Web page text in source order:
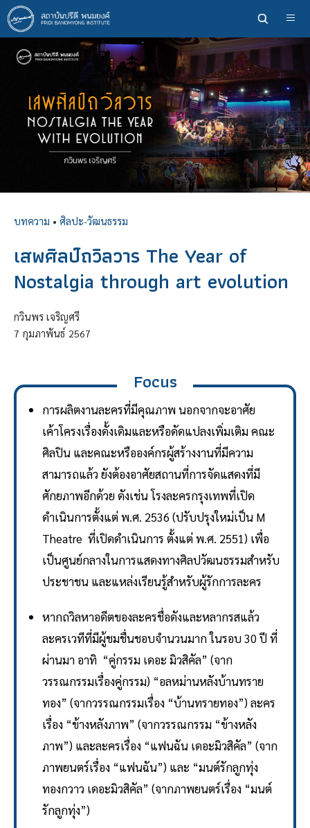
ข้าม
ไป
ยัง
เนื้อหา
บทความ • ศิลปะ-วัฒนธรรม
เสพศิลป์ถวิลวาร The Year of
Nostalgia through art evolution
กวินพร เจริญศรี
7 กุมภาพันธ์ 2567
Focus
การผลิตงานละครที่มีคุณภาพ นอกจากจะอาศัย
เค้าโครงเรื่องดั้งเดิมและหรือดัดแปลงเพิ่มเติม คณะ
ศิลปิน และคณะหรือองค์กรผู้สร้างงานที่มีความ
สามารถแล้ว ยังต้องอาศัยสถานที่การจัดแสดงที่มี
ศักยภาพอีกด้วย ดังเช่น โรงละครกรุงเทพที่เปิด
ดำเนินการตั้งแต่ พ.ศ. 2536 (ปรับปรุงใหม่เป็น M
Theatre ที่เปิดดำเนินการ ตั้งแต่ พ.ศ. 2551) เพื่อ
เป็นศูนย์กลางในการแสดงทางศิลปวัฒนธรรมสำหรับ
ประชาชน และแหล่งเรียนรู้สำหรับผู้รักการละคร
หากถวิลหาอดีตของละครชื่อดังและหลากรสแล้ว
ละครเวทีที่มีผู้ชมชื่นชอบจำนวนมาก ในรอบ 30 ปี ที่
ผ่านมา อาทิ “คู่กรรม เดอะ มิวสิคัล” (จาก
วรรณกรรมเรื่องคู่กรรม) “อลหม่านหลังบ้านทราย
ทอง” (จากวรรณกรรมเรื่อง “บ้านทรายทอง”) ละคร
เรื่อง “ข้างหลังภาพ” (จากวรรณกรรม “ข้างหลัง
ภาพ”) และละครเรื่อง “แฟนฉัน เดอะมิวสิคัล” (จาก
ภาพยนตร์เรื่อง “แฟนฉัน”) และ “มนต์รักลูกทุ่ง
ทองกวาว เดอะมิวสิคัล” (จากภาพยนตร์เรื่อง “มนต์
รักลูกทุ่ง”)